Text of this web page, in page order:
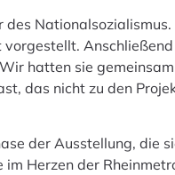
des
hatten sie
das nicht zu den
der Ausstellung, die
Herzen der